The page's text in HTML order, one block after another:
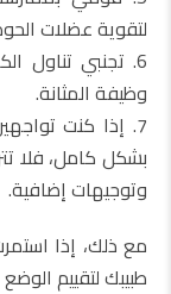
لتقوية عضلات
6. تجنبي تناول
وظيفة المثانة.
7. إذا كنت
بشكل كامل، فلا
وتوجيهات إضافية.
مع ذلك، إذا
طبيبك لتقييم